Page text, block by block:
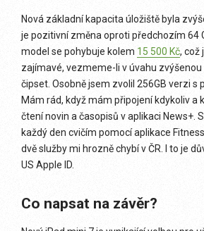
Nová základní kapacita úložiště byla
je pozitivní změna oproti předchozím 64
model se pohybuje kolem 15 500 Kč, což
zajímavé, vezmeme-li v úvahu
čipset. Osobně jsem zvolil 256GB verzi s
Mám rád, když mám připojení kdykoliv a
čtení novin a časopisů v aplikaci News+.
každý den cvičím pomocí aplikace
dvě služby mi hrozně chybí v ČR. I to je
US Apple ID.
Co napsat na závěr?